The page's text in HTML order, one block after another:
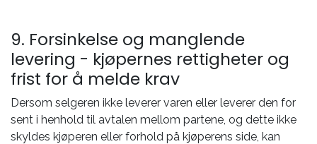
9. Forsinkelse og manglende
levering - kjøpernes rettigheter og
frist for å melde krav
Dersom selgeren ikke leverer varen eller leverer den for
sent i henhold til avtalen mellom partene, og dette ikke
skyldes kjøperen eller forhold på kjøperens side, kan